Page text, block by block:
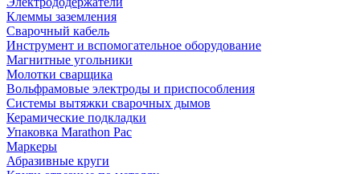
Клеммы заземления
Сварочный кабель
Инструмент и вспомогательное оборудование
Магнитные угольники
Молотки сварщика
Вольфрамовые электроды и приспособления
Системы вытяжки сварочных дымов
Керамические подкладки
Упаковка Marathon Pac
Маркеры
Абразивные круги